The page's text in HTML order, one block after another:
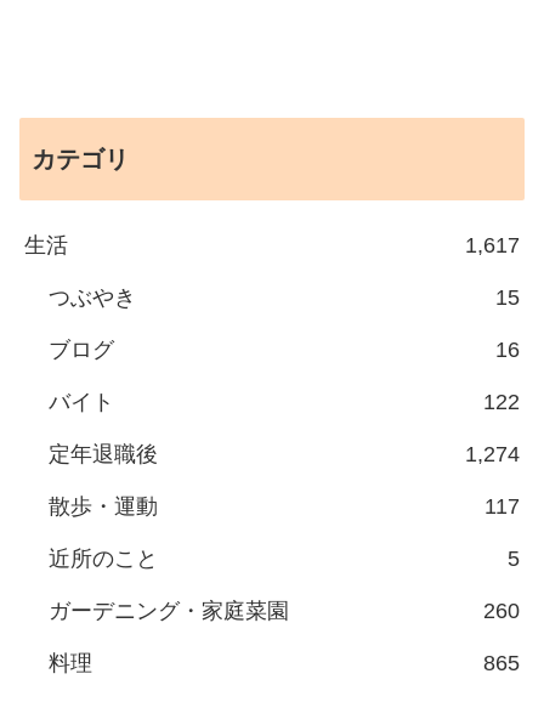
カテゴリ
生活 1,617
つぶやき 15
ブログ 16
バイト 122
定年退職後 1,274
散歩・運動 117
近所のこと 5
ガーデニング・家庭菜園 260
料理 865